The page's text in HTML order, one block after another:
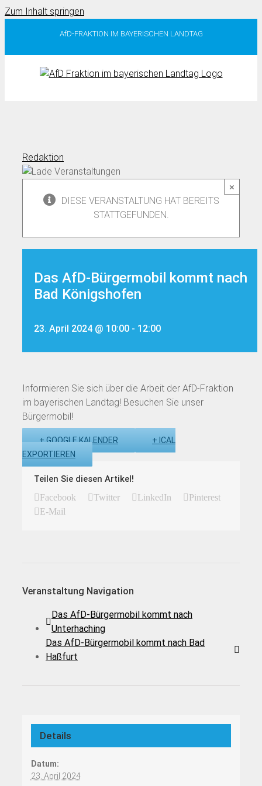
Zum Inhalt springen
AfD-FRAKTION IM BAYERISCHEN LANDTAG
Redaktion
×
DIESE VERANSTALTUNG HAT BEREITS
STATTGEFUNDEN.
Das AfD-Bürgermobil kommt nach
Bad Königshofen
23. April 2024 @ 10:00 - 12:00
Informieren Sie sich über die Arbeit der AfD-Fraktion
im bayerischen Landtag! Besuchen Sie unser
Bürgermobil!
+ GOOGLE KALENDER
+ ICAL
EXPORTIEREN
Teilen Sie diesen Artikel!
Facebook Twitter LinkedIn
Pinterest
E-Mail
Veranstaltung Navigation
Das AfD-Bürgermobil kommt nach
Unterhaching
Das AfD-Bürgermobil kommt nach Bad
Haßfurt
Details
Datum:
23. April 2024